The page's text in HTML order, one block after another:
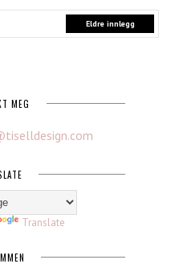
Eldre innlegg
MEG
Translate